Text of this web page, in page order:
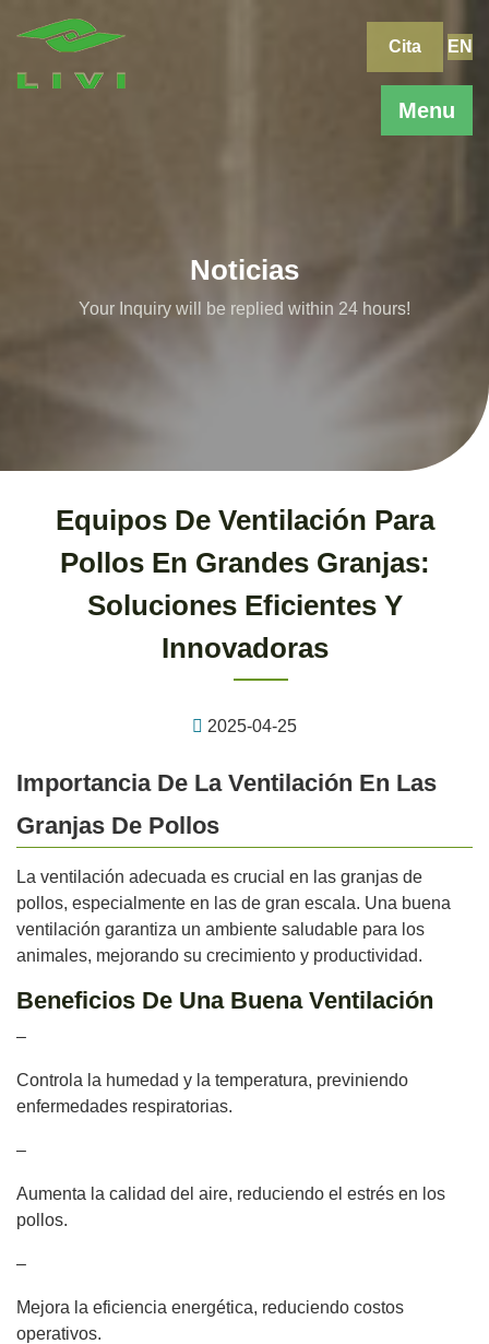
Menu
Cita EN
Noticias
Your Inquiry will be replied within 24 hours!
Equipos De Ventilación Para
Pollos En Grandes Granjas:
Soluciones Eficientes Y
Innovadoras
2025-04-25
Importancia De La Ventilación En Las
Granjas De Pollos
La ventilación adecuada es crucial en las granjas de
pollos, especialmente en las de gran escala. Una buena
ventilación garantiza un ambiente saludable para los
animales, mejorando su crecimiento y productividad.
Beneficios De Una Buena Ventilación
–
Controla la humedad y la temperatura, previniendo
enfermedades respiratorias.
–
Aumenta la calidad del aire, reduciendo el estrés en los
pollos.
–
Mejora la eficiencia energética, reduciendo costos
operativos.